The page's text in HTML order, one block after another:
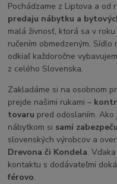
Pochádzame z Liptova a od
predaju nábytku a
malá živnosť, ktorá sa v
ručením obmedzeným. Sídlo
odkiaľ každoročne
z celého Slovenska.
Zakladáme si na osobnom
prejde našimi rukami –
tovaru pred odoslaním.
nábytkom si sami
slovenských výrobcov a
Drevona či Kondela.
kontaktu s dodávateľmi
férovo.